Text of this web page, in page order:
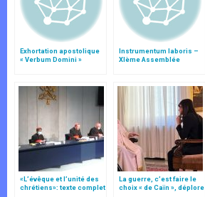
Exhortation apostolique
« Verbum Domini »
Instrumentum laboris –
XIème Assemblée
«L’évêque et l’unité des
chrétiens»: texte complet
La guerre, c’est faire le
choix « de Caïn », déplore